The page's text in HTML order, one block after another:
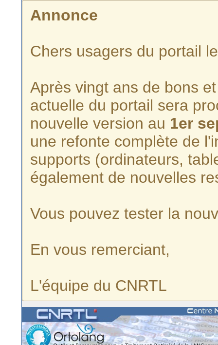
Annonce
Chers usagers du portail
Après vingt ans de bons
actuelle du portail sera
nouvelle version au 1er
une refonte complète de
supports (ordinateurs,
également de nouvelles
Vous pouvez tester la
En vous remerciant,
L'équipe du CNRTL